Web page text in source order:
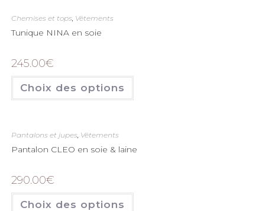
Chemises et tops, Vêtements
Tunique NINA en soie
245.00€
Choix des options
Pantalons et jupes Vêtements
Pantalon CLEO en soie & laine
290.00€
Choix des options